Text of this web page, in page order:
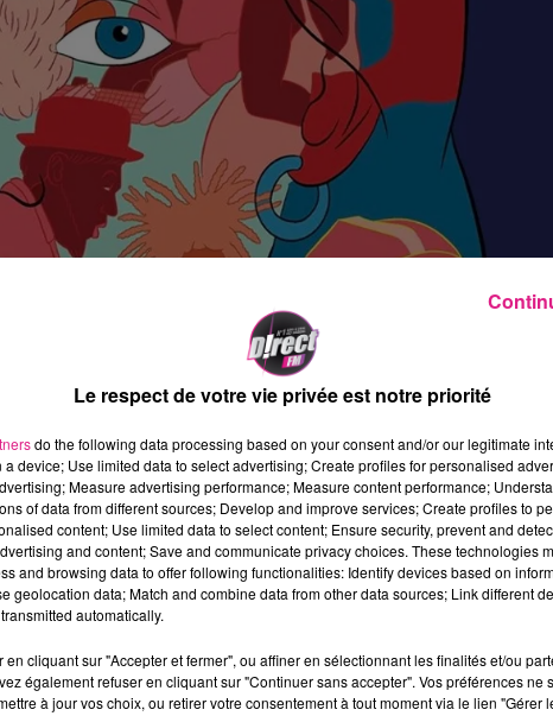
du 2 au 16 octobre 2021, plus de150 concertsde
de Nancy comme au parc de la Pépinière, à la salle
avec entre autres des chanteurs commeMiossec,
ou encoreMeute, la célèbre fanfare électro
sera connueque le 26 aout, qui sera égalementle jour
Le respect de votre vie privée est notre priorité
do the following data processing based on your consent and/or our legitimate
device; Use limited data to select advertising; Create profiles for personalised
Measure advertising performance; Measure content performance;
of data from different sources; Develop and improve services; Create profiles to
content; Use limited data to select content; Ensure security, prevent and
and content; Save and communicate privacy choices. These technologies
and browsing data to offer following functionalities: Identify devices based on
geolocation data; Match and combine data from other data sources; Link different
automatically.
en cliquant sur "Accepter et fermer", ou affiner en sélectionnant les finalités et/ou
également refuser en cliquant sur "Continuer sans accepter". Vos préférences ne
à jour vos choix, ou retirer votre consentement à tout moment via le lien "Gérer